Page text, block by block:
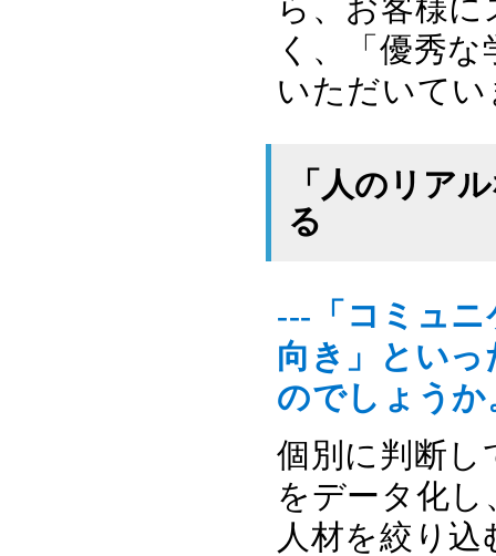
ら、お客様
く、「優秀
いただいてい
「人のリア
る
---「コミュ
向き」とい
のでしょうか
個別に判断し
をデータ化
人材を絞り